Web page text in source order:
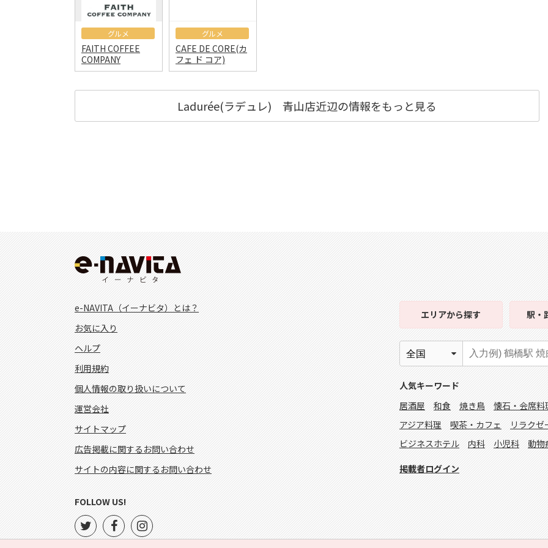
グルメ
FAITH COFFEE
COMPANY
グルメ
CAFE DE CORE(カ
フェ ド コア)
Ladurée(ラデュレ) 青山店近辺の情報をもっと見る
e-NAVITA（イーナビタ）とは？
お気に入り
ヘルプ
利用規約
個人情報の取り扱いについて
運営会社
サイトマップ
広告掲載に関するお問い合わせ
サイトの内容に関するお問い合わせ
エリアから探す 駅・
人気キーワード
居酒屋
和食 焼き鳥 懐石・会席料
アジア料理
喫茶・カフェ リラクゼ
ビジネスホテル
内科 小児科 動物
掲載者ログイン
FOLLOW US!